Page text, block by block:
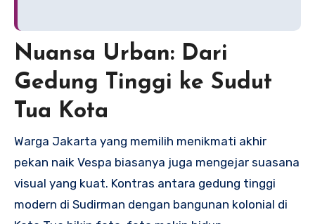
Nuansa Urban: Dari
Gedung Tinggi ke Sudut
Tua Kota
Warga Jakarta yang memilih menikmati akhir
pekan naik Vespa biasanya juga mengejar suasana
visual yang kuat. Kontras antara gedung tinggi
modern di Sudirman dengan bangunan kolonial di